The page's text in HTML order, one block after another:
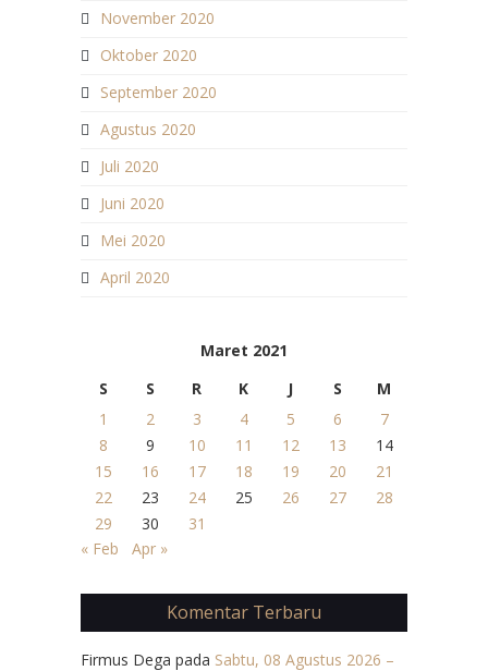
November 2020
Oktober 2020
September 2020
Agustus 2020
Juli 2020
Juni 2020
Mei 2020
April 2020
Maret 2021
S
S R K J S
M
1
2 3 4 5 6
7
8
9 10 11 12 13
14
15
16 17 18 19 20
21
22
23 24 25 26 27
28
29
30
31
« Feb
Apr »
Komentar Terbaru
Firmus Dega pada Sabtu, 08 Agustus 2026 –